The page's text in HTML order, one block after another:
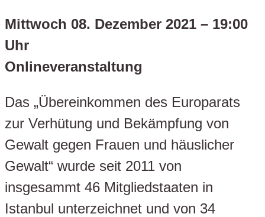
Mittwoch 08. Dezember 2021 – 19:00
Uhr
Onlineveranstaltung
Das „Übereinkommen des Europarats
zur Verhütung und Bekämpfung von
Gewalt gegen Frauen und häuslicher
Gewalt“ wurde seit 2011 von
insgesammt 46 Mitgliedstaaten in
Istanbul unterzeichnet und von 34